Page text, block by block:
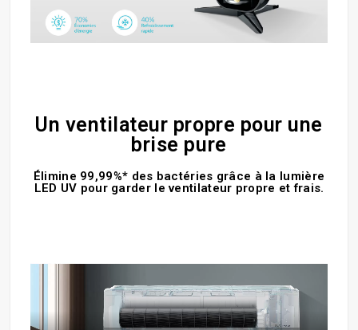
Un ventilateur propre pour une
brise pure
Élimine 99,99%* des bactéries grâce à la lumière
LED UV pour garder le ventilateur propre et frais.